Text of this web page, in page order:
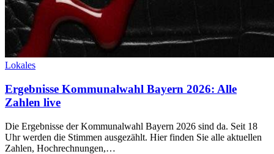
Lokales
Ergebnisse Kommunalwahl Bayern 2026: Alle
Zahlen live
Die Ergebnisse der Kommunalwahl Bayern 2026 sind da. Seit 18
Uhr werden die Stimmen ausgezählt. Hier finden Sie alle aktuellen
Zahlen, Hochrechnungen,…